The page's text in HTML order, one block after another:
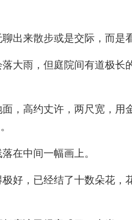
出来散步或是交际，而是
大雨，但庭院间有道极长
，高约丈许，两尺宽，用
在中间一幅画上。
好，已经结了十数朵花，